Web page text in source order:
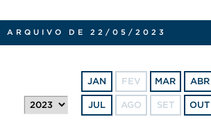
ARQUIVO DE 22/05/2023
JAN FEV MAR ABR
JUL AGO SET OUT